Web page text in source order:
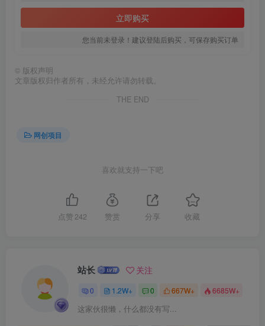
立即购买
您当前未登录！建议登陆后购买，可保存购买订单
© 版权声明
文章版权归作者所有，未经允许请勿转载。
THE END
网创项目
喜欢就支持一下吧
点赞 242 赞赏 分享 收藏
站长 关注
0 1.2W+ 0 667W+ 6685W+
这家伙很懒，什么都没有写...